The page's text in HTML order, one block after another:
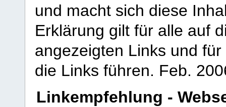
und macht sich diese
Erklärung gilt für alle auf
angezeigten Links und
die Links führen. Feb.
Linkempfehlung -